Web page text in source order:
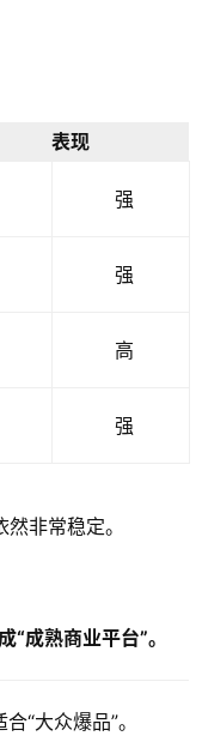
表现
强
强
高
强
非常稳定。
成熟商业平台”。
“大众爆品”。